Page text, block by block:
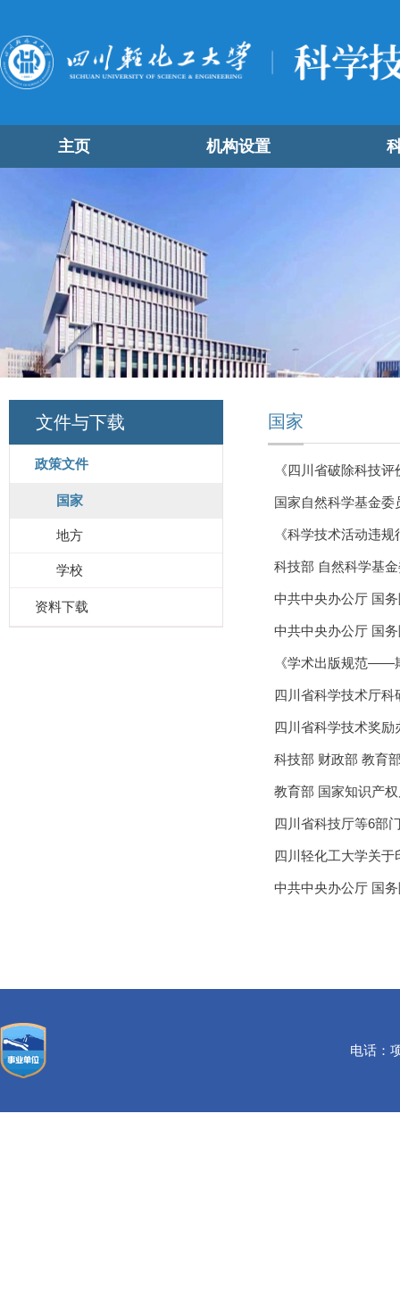
主页 机构设置
文件与下载
政策文件
国家
地方
学校
资料下载
国家
《四川省破除科技
国家自然科学基金
《科学技术活动违
科技部 自然科学基
中共中央办公厅 国
中共中央办公厅 国
《学术出版规范——
四川省科学技术厅
四川省科学技术奖励
科技部 财政部 教育
教育部 国家知识产
四川省科技厅等6部
四川轻化工大学关
中共中央办公厅 国
电话：